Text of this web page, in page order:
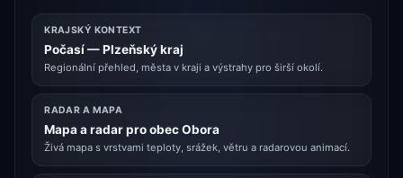
KRAJSKÝ KONTEXT
Počasí — Plzeňský kraj
Regionální přehled, města v kraji a výstrahy pro širší okolí.
RADAR A MAPA
Mapa a radar pro obec Obora
Živá mapa s vrstvami teploty, srážek, větru a radarovou animací.